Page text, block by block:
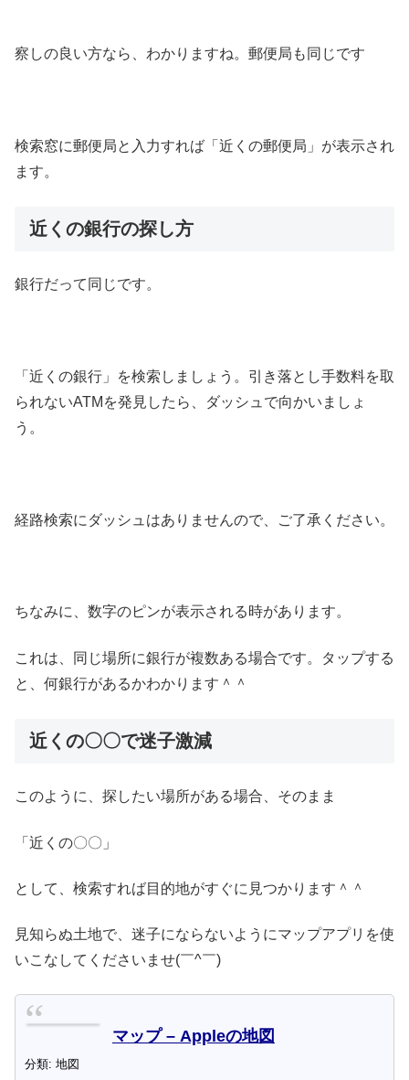
察しの良い方なら、わかりますね。郵便局も同じです
検索窓に郵便局と入力すれば「近くの郵便局」が表示され
ます。
近くの銀行の探し方
銀行だって同じです。
「近くの銀行」を検索しましょう。引き落とし手数料を取
られないATMを発見したら、ダッシュで向かいましょ
う。
経路検索にダッシュはありませんので、ご了承ください。
ちなみに、数字のピンが表示される時があります。
これは、同じ場所に銀行が複数ある場合です。タップする
と、何銀行があるかわかります＾＾
近くの〇〇で迷子激減
このように、探したい場所がある場合、そのまま
「近くの〇〇」
として、検索すれば目的地がすぐに見つかります＾＾
見知らぬ土地で、迷子にならないようにマップアプリを使
いこなしてくださいませ(￣^￣)ゞ
マップ – Appleの地図
分類: 地図